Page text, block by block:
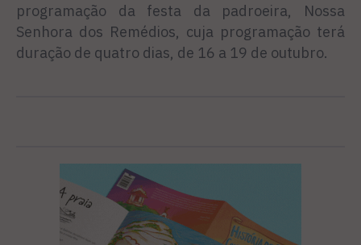
programação da festa da padroeira, Nossa
Senhora dos Remédios, cuja programação terá
duração de quatro dias, de 16 a 19 de outubro.